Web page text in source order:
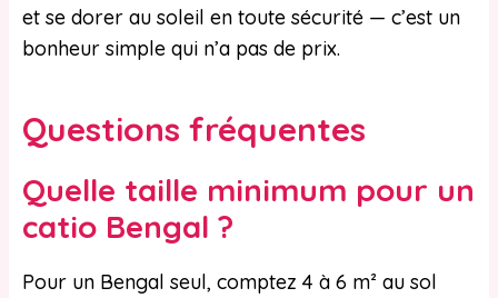
et se dorer au soleil en toute sécurité — c’est un
bonheur simple qui n’a pas de prix.
Questions fréquentes
Quelle taille minimum pour un
catio Bengal ?
Pour un Bengal seul, comptez 4 à 6 m² au sol